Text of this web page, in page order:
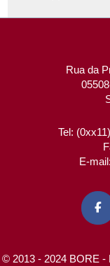
Rua da
Tel:
E-mail:

© 2013 - 2024 BORE -